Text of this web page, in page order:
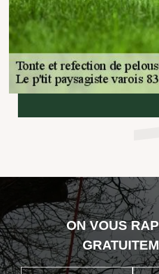
ON VOUS